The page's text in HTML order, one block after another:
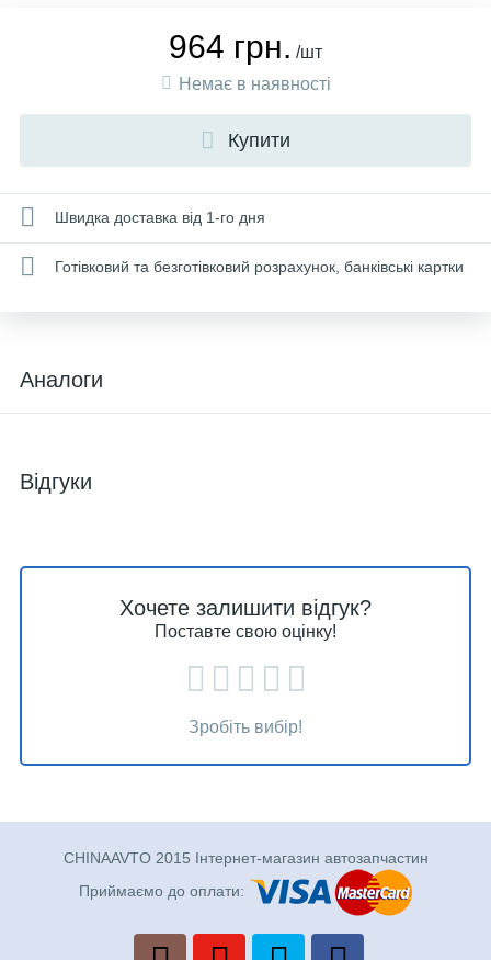
964 грн. /шт
Немає в наявності
Купити
Швидка доставка від 1-го дня
Готівковий та безготівковий розрахунок, банківські картки
Аналоги
Відгуки
Хочете залишити відгук?
Поставте свою оцінку!
Зробіть вибір!
CHINAAVTO 2015 Інтернет-магазин автозапчастин
Приймаємо до оплати: